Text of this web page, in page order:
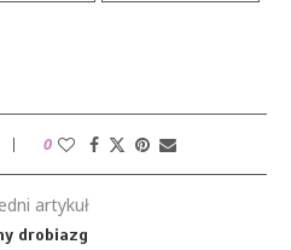
0
artykuł
drobiazg